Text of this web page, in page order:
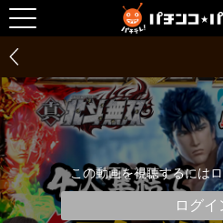
この動画を視聴するには
ログイ